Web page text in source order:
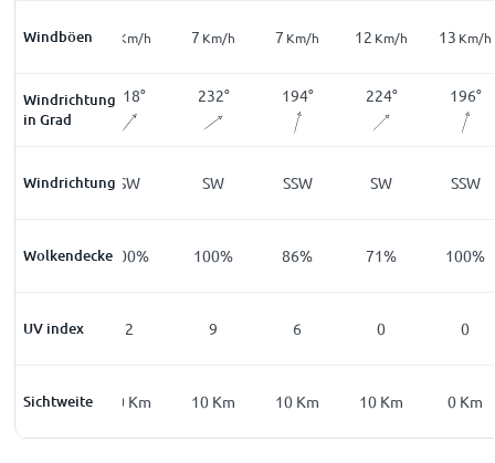
Windböen
7Km/h Km/h 7 Km/h 7 Km/h 12 Km/h 13 Km/h
Windrichtung
in Grad
221° 218° 232° 194° 224° 196°
Windrichtung
SW SW SW SSW SW SSW
Wolkendecke
100% 100% 100% 86% 71% 100%
UV index
0 2 9 6 0 0
Sichtweite
0Km 10 Km 10 Km 10 Km 10 Km 0 Km